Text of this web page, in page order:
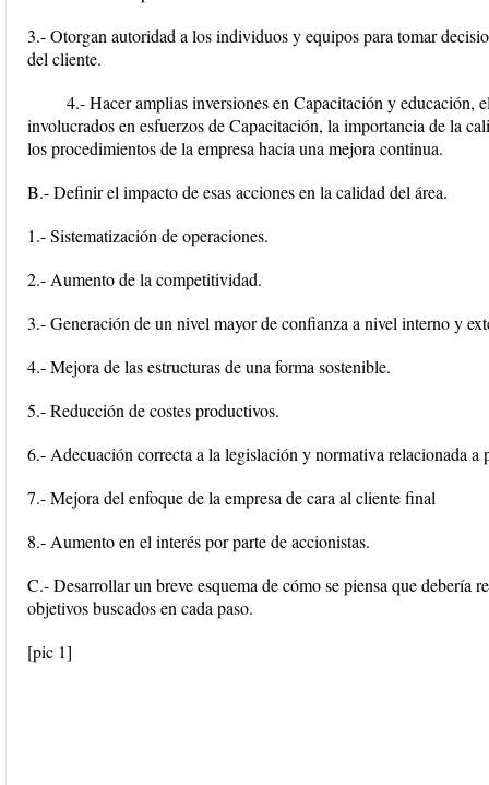
3.- Otorgan autoridad a los individuos y equipos para tomar
del cliente.
4.- Hacer amplias inversiones en Capacitación y educación,
involucrados en esfuerzos de Capacitación, la importancia de la
los procedimientos de la empresa hacia una mejora continua.
B.- Definir el impacto de esas acciones en la calidad del área.
1.- Sistematización de operaciones.
2.- Aumento de la competitividad.
3.- Generación de un nivel mayor de confianza a nivel interno y
4.- Mejora de las estructuras de una forma sostenible.
5.- Reducción de costes productivos.
6.- Adecuación correcta a la legislación y normativa relacionada a
7.- Mejora del enfoque de la empresa de cara al cliente final
8.- Aumento en el interés por parte de accionistas.
C.- Desarrollar un breve esquema de cómo se piensa que debería
objetivos buscados en cada paso.
[pic 1]